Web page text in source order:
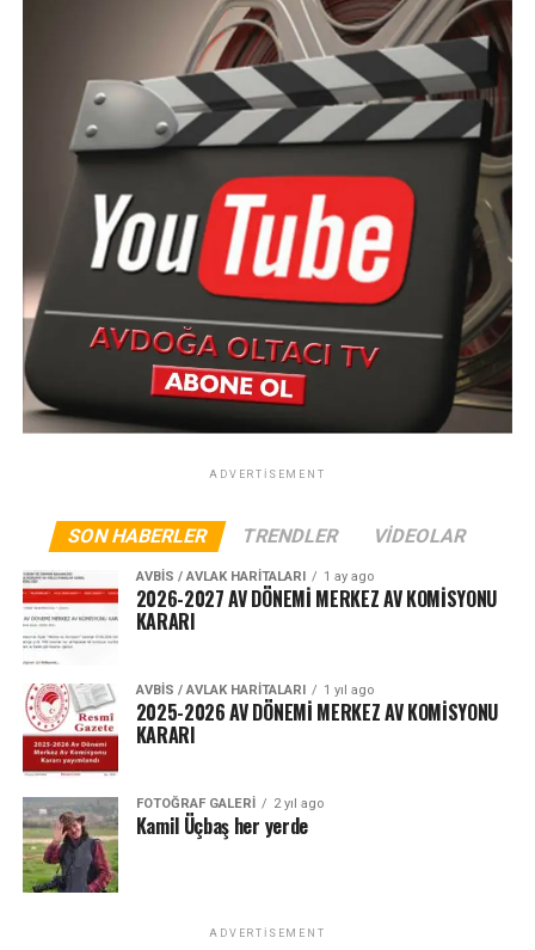
ADVERTISEMENT
SON HABERLER TRENDLER VIDEOLAR
AVBIS / AVLAK HARITALARI 1 ay ago
2026-2027 AV DÖNEMİ MERKEZ AV KOMİSYONU
KARARI
AVBIS / AVLAK HARITALARI 1 yıl ago
2025-2026 AV DÖNEMİ MERKEZ AV KOMİSYONU
KARARI
FOTOĞRAF GALERI 2 yıl ago
Kamil Üçbaş her yerde
ADVERTISEMENT